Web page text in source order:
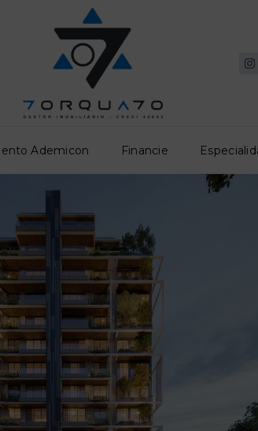
Ademicon Financie